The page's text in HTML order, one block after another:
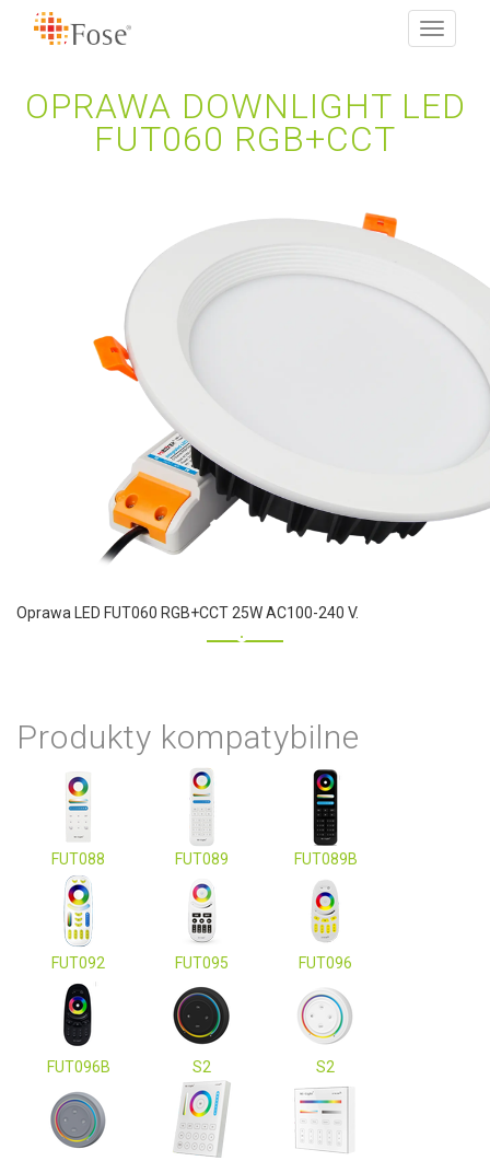
Toggle
OPRAWA DOWNLIGHT LED
FUT060 RGB+CCT
Oprawa LED FUT060 RGB+CCT 25W AC100-240 V.
Produkty kompatybilne
FUT088 FUT089 FUT089B
FUT092 FUT095 FUT096
FUT096B S2 S2